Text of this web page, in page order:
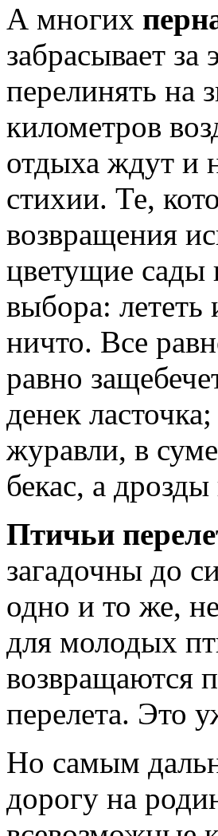
А многих
забрасывает за
перелинять на
километров
отдыха ждут и
стихии. Те,
возвращения
цветущие сады
выбора: лететь
ничто. Все
равно
денек
журавли, в
бекас, а
Птичьи
загадочны до
одно и то же,
для молодых
возвращаются
перелета. Это
Но самым
дорогу на